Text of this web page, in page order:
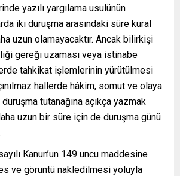
yazılı yargılama usulünün
iki duruşma arasındaki süre kural
uzun olamayacaktır. Ancak bilirkişi
gereği uzaması veya istinabe
tahkikat işlemlerinin yürütülmesi
hallerde hâkim, somut ve olaya
tutanağına açıkça yazmak
uzun bir süre için de duruşma günü
Kanun’un 149 uncu maddesine
ve görüntü nakledilmesi yoluyla